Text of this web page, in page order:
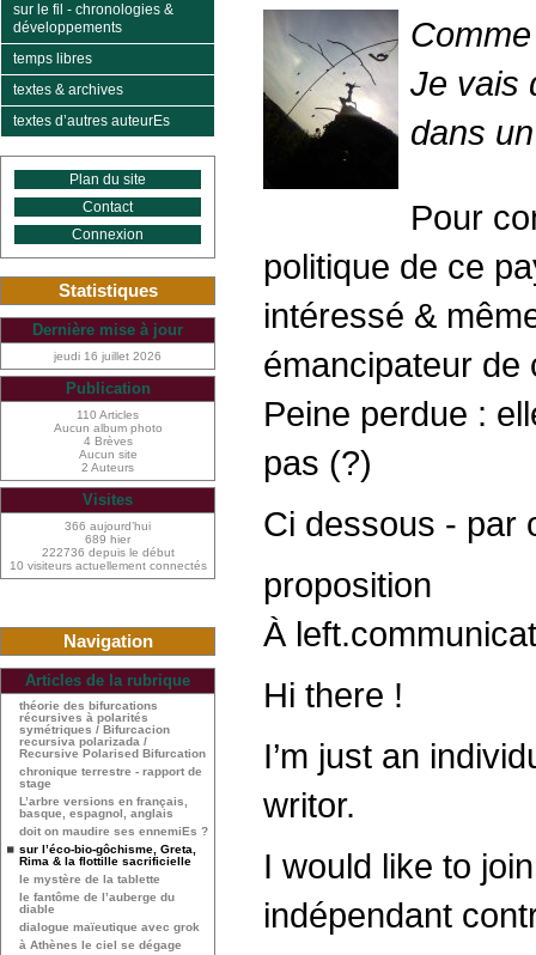
Je vais
dans
Pour
politique de ce
intéressé &
émancipateur de
Peine perdue :
pas (?)
Ci dessous - par
proposition
À
Hi there !
I’m just an
writor.
I would like to
indépendant
sur le fil - chronologies &
développements
temps libres
textes & archives
textes d’autres auteurEs
Plan du site
Contact
Connexion
Statistiques
Dernière mise à jour
jeudi 16 juillet 2026
Publication
110 Articles
Aucun album photo
4 Brèves
Aucun site
2 Auteurs
Visites
366 aujourd’hui
689 hier
222736 depuis le début
10 visiteurs actuellement connectés
Navigation
Articles de la rubrique
théorie des bifurcations
récursives à polarités
symétriques / Bifurcacion
recursiva polarizada /
Recursive Polarised Bifurcation
chronique terrestre - rapport de
stage
L’arbre versions en français,
basque, espagnol, anglais
doit on maudire ses ennemiEs ?
sur l’éco-bio-gôchisme, Greta,
Rima & la flottille sacrificielle
le mystère de la tablette
le fantôme de l’auberge du
diable
dialogue maïeutique avec grok
à Athènes le ciel se dégage